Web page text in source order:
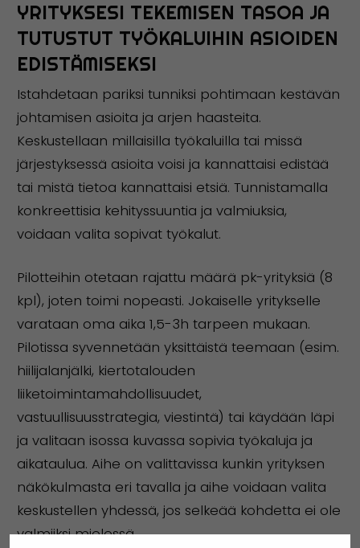
YRITYKSESI TEKEMISEN TASOA JA
TUTUSTUT TYÖKALUIHIN ASIOIDEN
EDISTÄMISEKSI
Istahdetaan pariksi tunniksi pohtimaan kestävän
johtamisen asioita ja arjen haasteita.
Keskustellaan millaisilla työkaluilla tai missä
järjestyksessä asioita voisi ja kannattaisi edistää
tai mistä tietoa kannattaisi etsiä. Tunnistamalla
konkreettisia kehityssuuntia ja valmiuksia,
voidaan valita sopivat työkalut.
Pilotteihin otetaan rajattu määrä pk-yrityksiä (8
kpl), joten toimi nopeasti. Jokaiselle yritykselle
varataan oma aika 1,5-3h tarpeen mukaan.
Pilotissa syvennetään yksittäistä teemaan (esim.
hiilijalanjälki, kiertotalouden
liiketoimintamahdollisuudet,
vastuullisuusstrategia, viestintä) tai käydään läpi
ja valitaan isossa kuvassa sopivia työkaluja ja
aikataulua. Aihe on valittavissa kunkin yrityksen
näkökulmasta eri tavalla ja aihe voidaan valita
keskustellen yhdessä, jos selkeää kohdetta ei ole
valmiiksi mielessä.